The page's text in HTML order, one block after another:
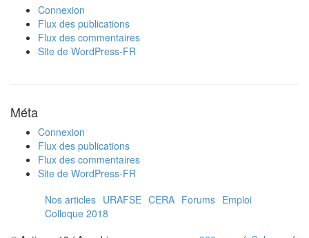
Connexion
Flux des publications
Flux des commentaires
Site de WordPress-FR
Méta
Connexion
Flux des publications
Flux des commentaires
Site de WordPress-FR
Nos articles URAFSE CERA Forums Emploi
Colloque 2018